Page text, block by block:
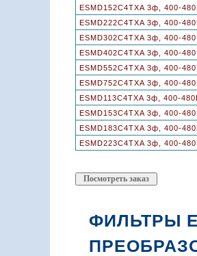
ESMD152C4TXA 3ф, 400-
ESMD222C4TXA 3ф, 400-
ESMD302C4TXA 3ф, 400-
ESMD402C4TXA 3ф, 400-
ESMD552C4TXA 3ф, 400-
ESMD752C4TXA 3ф, 400-
ESMD113C4TXA 3ф, 400-
ESMD153C4TXA 3ф, 400-
ESMD183C4TXA 3ф, 400-
ESMD223C4TXA 3ф, 400-
ФИЛЬТРЫ